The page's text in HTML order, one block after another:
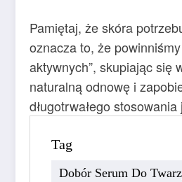
Pamiętaj, że skóra
oznacza to, że
aktywnych”, skupiając się
naturalną odnowę i
długotrwałego
Tag
Dobór Serum Do